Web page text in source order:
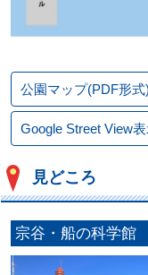
公園マップ(PDF形式)
Google Street View
見どころ
宗谷・船の科学館